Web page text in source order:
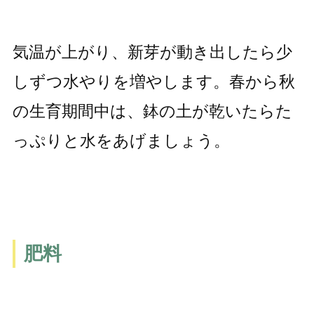
気温が上がり、新芽が動き出したら少
しずつ水やりを増やします。春から秋
の生育期間中は、鉢の土が乾いたらた
っぷりと水をあげましょう。
肥料